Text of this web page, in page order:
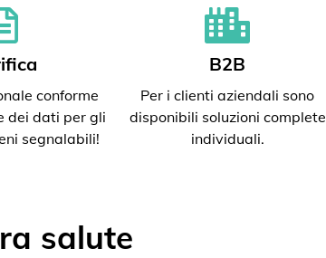
conforme
dei dati per gli
segnalabili!
B2B
Per i clienti aziendali sono
disponibili soluzioni complete
individuali.
salute